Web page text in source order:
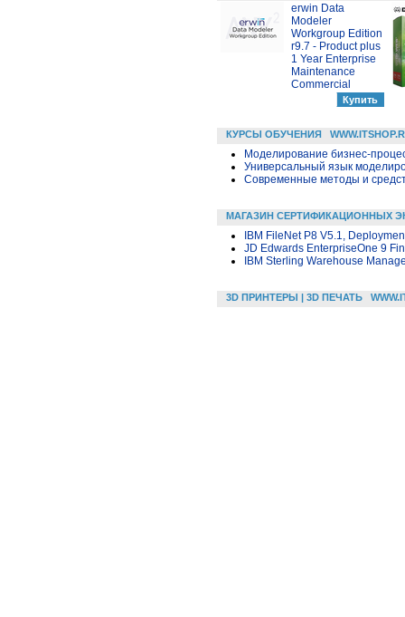
erwin Data
Modeler
Workgroup Edition
r9.7 - Product plus
1 Year Enterprise
Maintenance
Commercial
КУРСЫ ОБУЧЕНИЯ
Моделирование бизнес-
Универсальный язык
Современные методы и
МАГАЗИН СЕРТИФИКАЦИОННЫХ
IBM FileNet P8 V5.1,
JD Edwards EnterpriseOne 9
IBM Sterling Warehouse
3D ПРИНТЕРЫ | 3D ПЕЧАТЬ